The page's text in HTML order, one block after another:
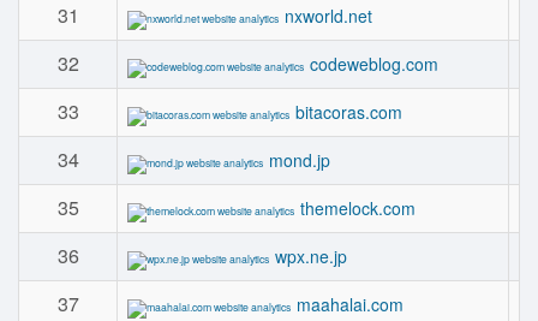
31 nxworld.net
32 codeweblog.com
33 bitacoras.com
34 mond.jp
35 themelock.com
36 wpx.ne.jp
37 maahalai.com